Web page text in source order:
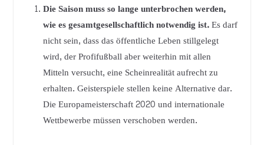
Die Saison muss so lange unterbrochen werden,
wie es gesamtgesellschaftlich notwendig ist.Es darf
nicht sein, dass das öffentliche Leben stillgelegt
wird, der Profifußball aber weiterhin mit allen
Mitteln versucht, eine Scheinrealität aufrecht zu
erhalten. Geisterspiele stellen keine Alternative dar.
Die Europameisterschaft 2020 und internationale
Wettbewerbe müssen verschoben werden.